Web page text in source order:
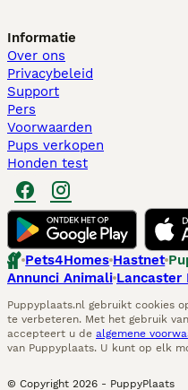
Informatie
Over ons
Privacybeleid
Support
Pers
Voorwaarden
Pups verkopen
Honden test
Pets4Homes Hastnet
Annunci Animali Lancaster
Puppyplaats.nl gebruikt cookies
te verbeteren. Met het gebruik
accepteert u de algemene
van Puppyplaats. U kunt op elk
© Copyright 2026 - PuppyPlaats